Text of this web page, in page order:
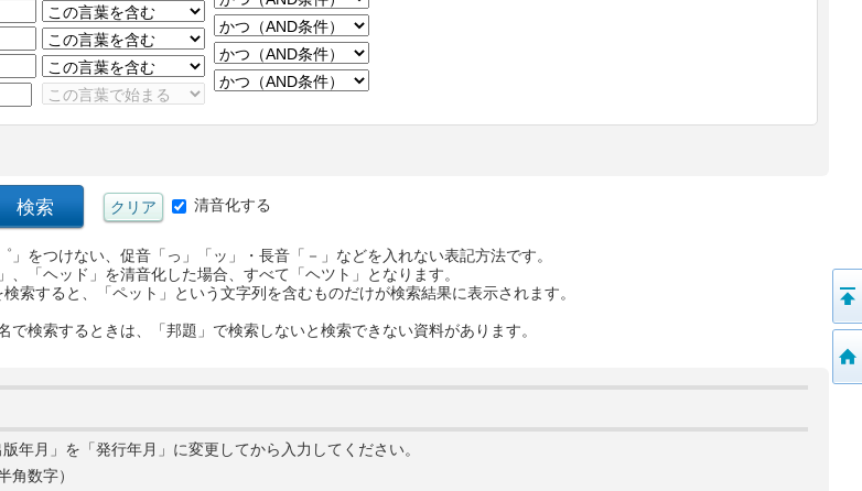
清音化する
をつけない、促音「っ」「ッ」・長音「－」などを入れない表記方法です。
、「ヘッド」を清音化した場合、すべて「ヘツト」となります。
索すると、「ペット」という文字列を含むものだけが検索結果に表示されます。
検索するときは、「邦題」で検索しないと検索できない資料があります。
年月」を「発行年月」に変更してから入力してください。
数字）